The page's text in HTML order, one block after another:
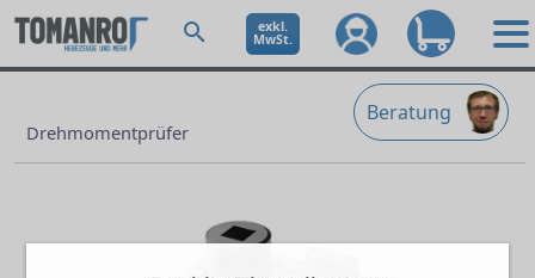
exkl.
MwSt.
Beratung
Drehmomentprüfer